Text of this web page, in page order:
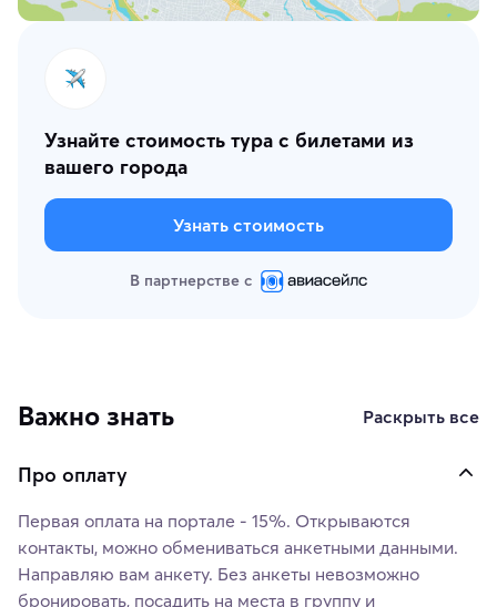
Узнайте стоимость тура с билетами из
вашего города
Узнать стоимость
В партнерстве с
Важно знать Раскрыть все
Про оплату
Первая оплата на портале - 15%. Открываются
контакты, можно обмениваться анкетными данными.
Направляю вам анкету. Без анкеты невозможно
бронировать, посадить на места в группу и